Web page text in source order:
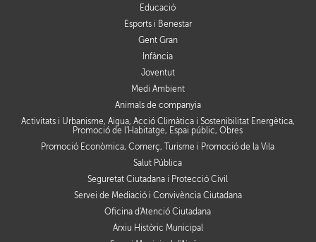
Educació
Esports i Benestar
Gent Gran
Infància
Joventut
Medi Ambient
Animals de companyia
Activitats i Urbanisme, Aigua, Acció Climàtica i Sostenibilitat Energètica,
Promoció de l'Habitatge, Espai públic, Obres
Promoció Econòmica, Comerç, Turisme i Promoció de la Vila
Salut Pública
Seguretat Ciutadana i Protecció Civil
Servei de Mediació i Convivència Ciutadana
Oficina d'Atenció Ciutadana
Arxiu Històric Municipal